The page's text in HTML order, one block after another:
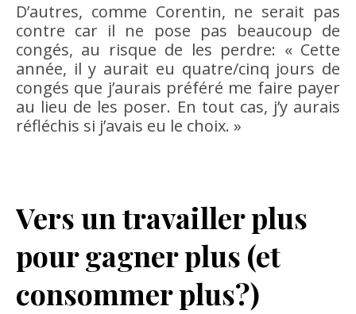
D’autres, comme Corentin, ne serait pas
contre car il ne pose pas beaucoup de
congés, au risque de les perdre: « Cette
année, il y aurait eu quatre/cinq jours de
congés que j’aurais préféré me faire payer
au lieu de les poser. En tout cas, j’y aurais
réfléchis si j’avais eu le choix. »
Vers un travailler plus
pour gagner plus (et
consommer plus?)